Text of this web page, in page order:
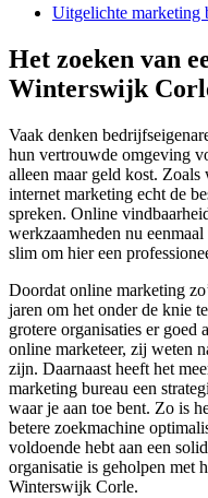
Uitgelichte marketing
Het zoeken van
Winterswijk
Vaak denken
hun vertrouwde omgeving
alleen maar geld kost.
internet marketing echt de
spreken. Online
werkzaamheden nu
slim om hier een
Doordat online marketing
jaren om het onder de knie
grotere organisaties er goed
online marketeer, zij weten
zijn. Daarnaast heeft het
marketing bureau een
waar je aan toe bent. Zo is
betere zoekmachine
voldoende hebt aan een
organisatie is geholpen met
Winterswijk Corle.